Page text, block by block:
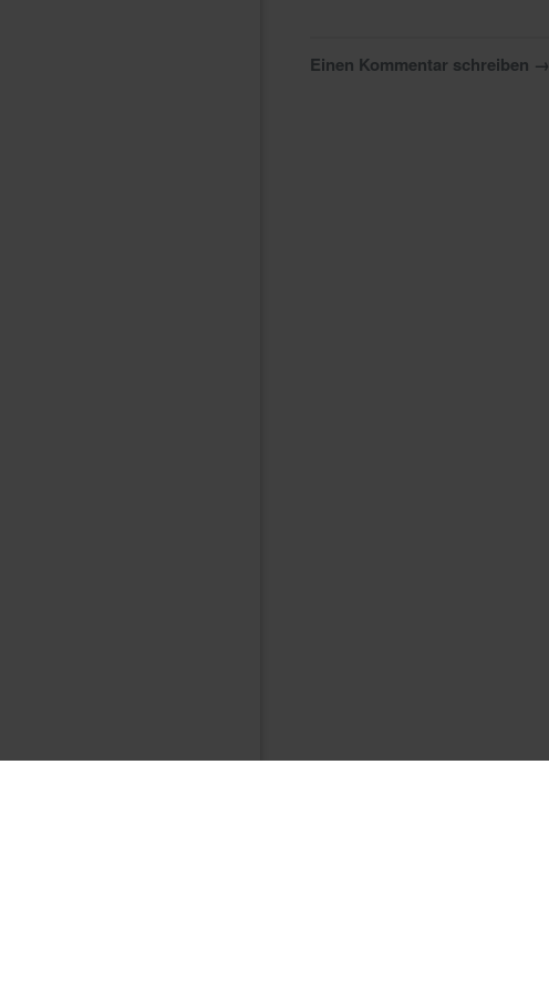
Einen Kommentar schreiben →